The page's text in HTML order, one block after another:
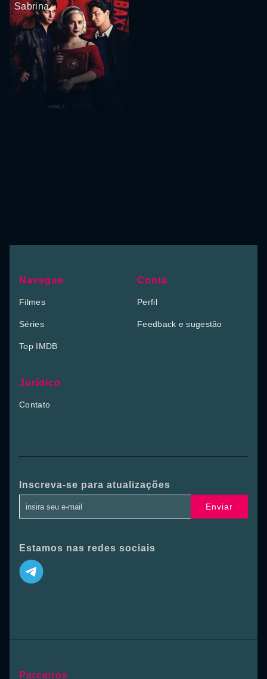
Sabrina
Navegue
Filmes
Séries
Top IMDB
Conta
Perfil
Feedback e sugestão
Jurídico
Contato
Inscreva-se para atualizações
Enviar
Estamos nas redes sociais
Parceiros